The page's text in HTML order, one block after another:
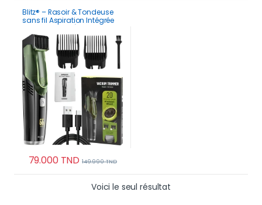
Blitz® – Rasoir & Tondeuse
sans fil Aspiration Intégrée
79.000TND 149.990TND
Voici le seul résultat